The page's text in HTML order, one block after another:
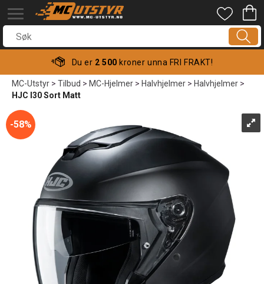
Du er 2 500 kroner unna FRI FRAKT!
MC-Utstyr>Tilbud>MC-Hjelmer>Halvhjelmer>Halvhjelmer>
HJC I30 Sort Matt
58%